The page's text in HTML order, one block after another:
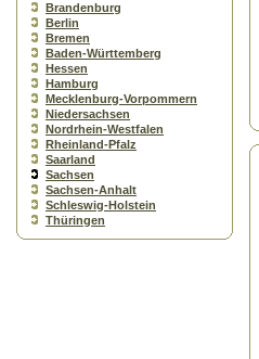
Brandenburg
Berlin
Bremen
Baden-Württemberg
Hessen
Hamburg
Mecklenburg-Vorpommern
Niedersachsen
Nordrhein-Westfalen
Rheinland-Pfalz
Saarland
Sachsen
Sachsen-Anhalt
Schleswig-Holstein
Thüringen